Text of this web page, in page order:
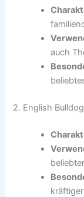
auch
2. English Bulldog